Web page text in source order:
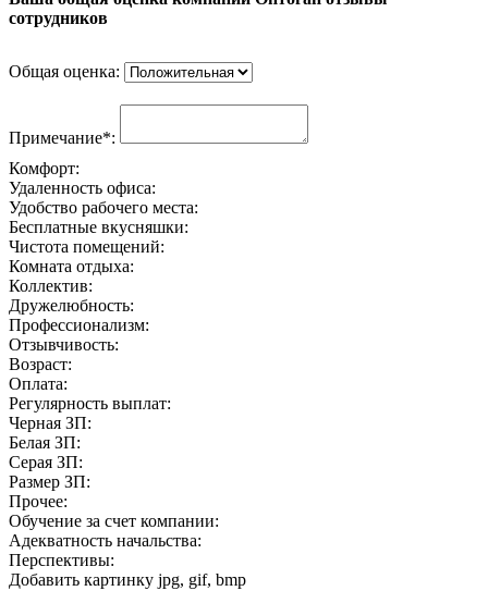
сотрудников
Общая оценка:
Примечание*:
Комфорт:
Удаленность офиса:
Удобство рабочего места:
Бесплатные вкусняшки:
Чистота помещений:
Комната отдыха:
Коллектив:
Дружелюбность:
Профессионализм:
Отзывчивость:
Возраст:
Оплата:
Регулярность выплат:
Черная ЗП:
Белая ЗП:
Серая ЗП:
Размер ЗП:
Прочее:
Обучение за счет компании:
Адекватность начальства:
Перспективы:
Добавить картинку jpg, gif, bmp